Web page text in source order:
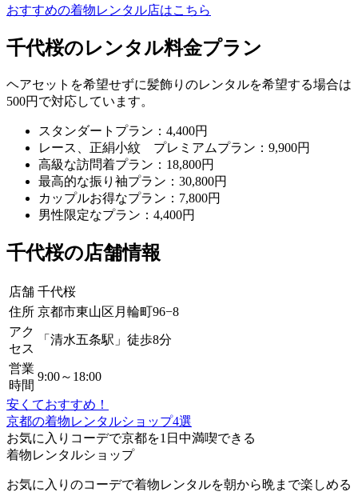
おすすめの着物レンタル店はこちら
千代桜のレンタル料金プラン
ヘアセットを希望せずに髪飾りのレンタルを希望する場合は
500円で対応しています。
スタンダートプラン：4,400円
レース、正絹小紋 プレミアムプラン：9,900円
高級な訪問着プラン：18,800円
最高的な振り袖プラン：30,800円
カップルお得なプラン：7,800円
男性限定なプラン：4,400円
千代桜の店舗情報
店舗 千代桜
住所 京都市東山区月輪町96−8
アク
セス
「清水五条駅」徒歩8分
営業
時間
9:00～18:00
安くておすすめ！
京都の着物レンタルショップ4選
お気に入りコーデで京都を1日中満喫できる
着物レンタルショップ
お気に入りのコーデで着物レンタルを朝から晩まで楽しめる